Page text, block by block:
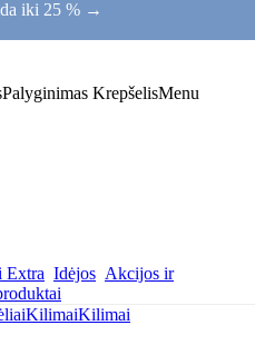
iki 25 % →
Palyginimas KrepšelisMenu
Extra Idėjos Akcijos ir
KilimaiKilimai